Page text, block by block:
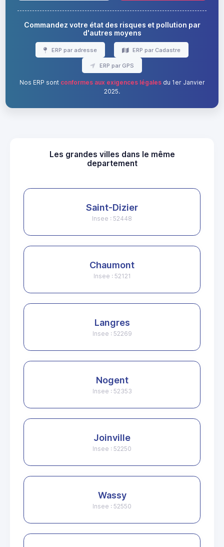
Commandez votre état des risques et pollution par
d'autres moyens
ERP par adresse ERP par Cadastre
ERP par GPS
Nos ERP sont conformes aux exigences légalesdu 1er Janvier
2025.
Les grandes villes dans le même
departement
Saint-Dizier
Insee : 52448
Chaumont
Insee : 52121
Langres
Insee : 52269
Nogent
Insee : 52353
Joinville
Insee : 52250
Wassy
Insee : 52550